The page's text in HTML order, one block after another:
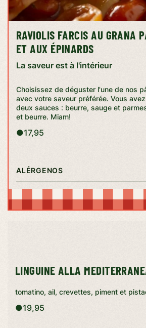
RAVIOLIS FARCIS AU GRANA
ET AUX ÉPINARDS
La saveur est à l'intérieur
Choisissez de déguster l'une de nos
avec votre saveur préférée. Vous
deux sauces : beurre, sauge et
et beurre. Miam!
●17,95
ALÉRGENOS
LINGUINE ALLA
tomatino, ail, crevettes, piment et
●19,95